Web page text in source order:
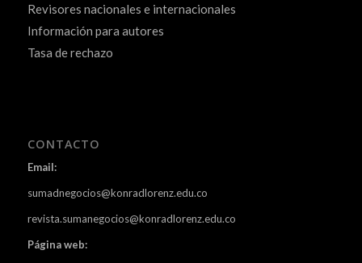
Revisores nacionales e internacionales
Información para autores
Tasa de rechazo
CONTACTO
Email:
sumadnegocios@konradlorenz.edu.co
revista.sumanegocios@konradlorenz.edu.co
Página web: